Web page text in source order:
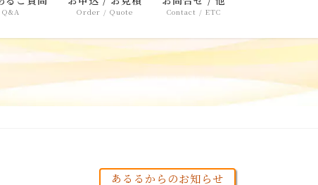
Q&A Order / Quote Contact / ETC
あるるからのお知らせ